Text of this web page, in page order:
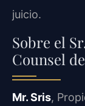
juicio.
Sobre el
Counsel
Mr. Sris,